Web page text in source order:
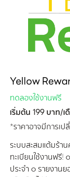
Yellow
ทดลองใช้งานฟรี
เริ่มต้น 199 บาท/เ
*ราคาอาจมีการเ
ระบบสะสมแต้มร้า
ทะเบียนใช้งานฟรี! ๐ ลูกค้าสะสมแต้มง่าย ๐ ช่วยเพิ่มฐานลูกค้า
ประจำ ๐ รายงานยอดขาย รู้ข้อมูลลูกค้า ๐ ใช้งานง่ายบนมือถือ/